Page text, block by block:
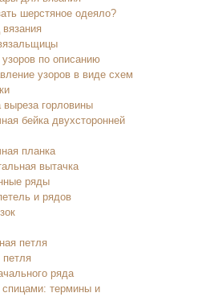
шерстяное одеяло?
узоров по описанию
узоров в виде схем
выреза горловины
бейка двухсторонней
планка
вытачка
ряды
и рядов
петля
ряда
спицами: термины и